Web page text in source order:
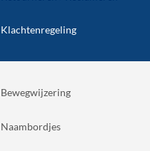
Klachtenregeling
Bewegwijzering
Naambordjes